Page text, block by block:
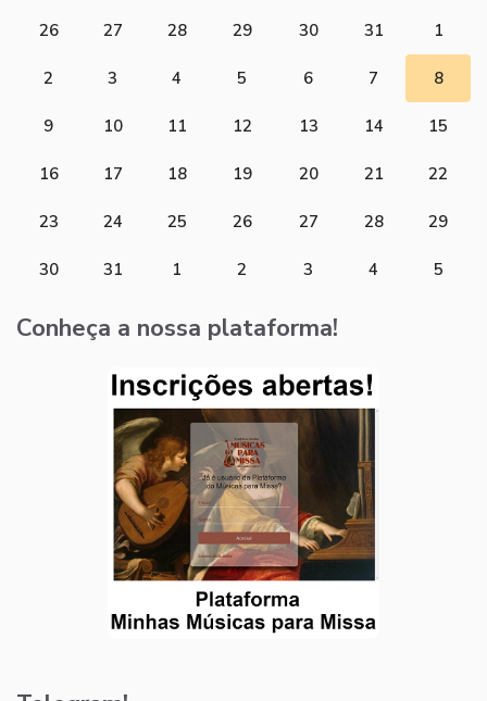
26
27 28 29 30 31 1
2 3 4 5 6 7 8
9 10 11 12 13 14 15
16 17 18 19 20 21 22
23 24 25 26 27 28 29
30 31 1 2 3 4 5
Conheça a nossa plataforma!